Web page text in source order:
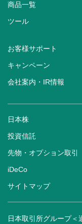
商品一覧
ツール
お客様サポート
キャンペーン
会社案内・IR情報
日本株
投資信託
先物・オプション取引
iDeCo
サイトマップ
日本取引所グループ＜